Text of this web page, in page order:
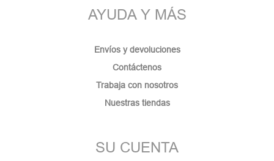
AYUDA Y MÁS
Envíos y devoluciones
Contáctenos
Trabaja con nosotros
Nuestras tiendas
SU CUENTA